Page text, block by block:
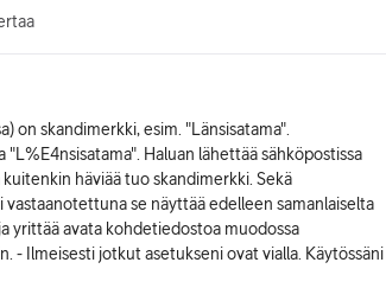
on skandimerkki, esim. "Länsisatama".
Haluan lähettää sähköpostissa
häviää tuo skandimerkki. Sekä
se näyttää edelleen samanlaiselta
yrittää avata kohdetiedostoa muodossa
- Ilmeisesti jotkut asetukseni ovat vialla. Käytössäni